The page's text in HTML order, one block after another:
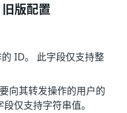
版配置
ID。 此字段仅支持整
向其转发操作的用户的
仅支持字符串值。